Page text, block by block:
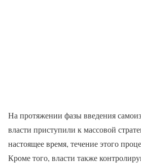
На протяжении фазы введения
власти приступили к массовой
настоящее время, течение этого
Кроме того, власти также